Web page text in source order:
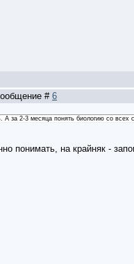
#6
А за 2-3 месяца понять биологию со всех
понимать, на крайняк -